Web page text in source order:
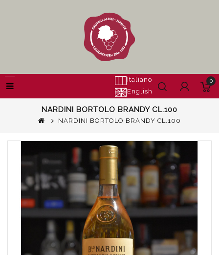
Italiano
English
0
NARDINI BORTOLO BRANDY CL.100
NARDINI BORTOLO BRANDY CL.100